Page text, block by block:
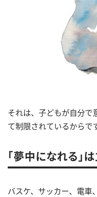
それは、子どもが自分で
て制限されているからで
「夢中になれる」
バスケ、サッカー、電車